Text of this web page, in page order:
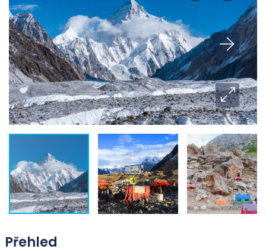
Přehled